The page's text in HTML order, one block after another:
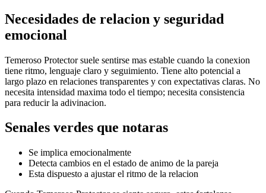
Necesidades de relacion y seguridad
emocional
Temeroso Protector suele sentirse mas estable cuando la conexion
tiene ritmo, lenguaje claro y seguimiento. Tiene alto potencial a
largo plazo en relaciones transparentes y con expectativas claras. No
necesita intensidad maxima todo el tiempo; necesita consistencia
para reducir la adivinacion.
Senales verdes que notaras
Se implica emocionalmente
Detecta cambios en el estado de animo de la pareja
Esta dispuesto a ajustar el ritmo de la relacion